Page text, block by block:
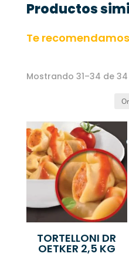
Productos
Te recomendamos
Mostrando 31–34 de
TORTELLONI DR
OETKER 2,5 KG